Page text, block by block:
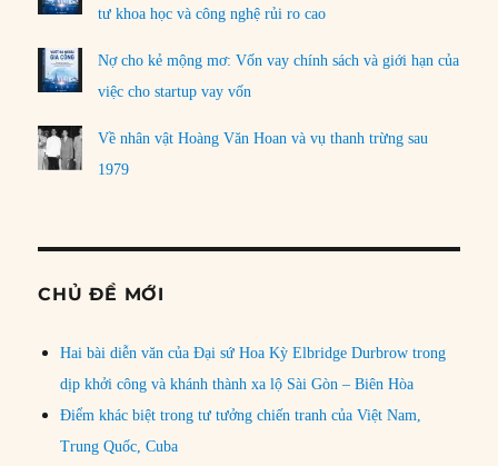
tư khoa học và công nghệ rủi ro cao
Nợ cho kẻ mộng mơ: Vốn vay chính sách và giới hạn của
việc cho startup vay vốn
Về nhân vật Hoàng Văn Hoan và vụ thanh trừng sau
1979
CHỦ ĐỀ MỚI
Hai bài diễn văn của Đại sứ Hoa Kỳ Elbridge Durbrow trong
dịp khởi công và khánh thành xa lộ Sài Gòn – Biên Hòa
Điểm khác biệt trong tư tưởng chiến tranh của Việt Nam,
Trung Quốc, Cuba